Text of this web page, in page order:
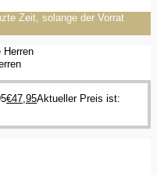
Zeit, solange der Vorrat
€47,95Aktueller Preis ist: